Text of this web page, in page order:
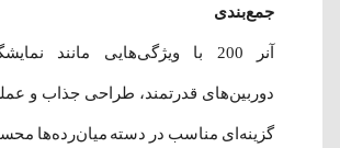
جمع‌بندی
آنر 200 با ویژگی‌هایی مانند
دوربین‌های قدرتمند، طراحی جذاب و
گزینه‌ای مناسب در دسته میان‌رده‌ها